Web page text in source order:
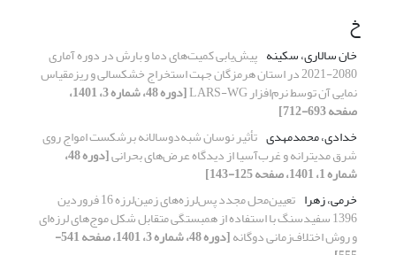
خ
خان سالاری، سکینه پیش‌یابی کمیت‌های دما و بارش در دوره آماری
2080-2021 در استان هرمزگان جهت استخراج خشکسالی و ریزمقیاس
نمایی آن توسط نرم‌افزار LARS-WG [دوره 48، شماره 3، 1401،
صفحه 693-712]
خدادی، محمدمهدی تأثیر نوسان شبه‌‌‌دوسالانه برشکست امواج روی
شرق مدیترانه و غرب‌آسیا از دیدگاه عرض‌های بحرانی [دوره 48،
شماره 1، 1401، صفحه 125-143]
خرمی، زهرا
تعیین‌محل مجدد پس‌لرزه‌های زمین‌لرزه 16 فروردین
1396 سفیدسنگ با استفاده از همبستگی متقابل شکل موج‌های لرزه‌ای
و روش اختلاف‌زمانی دوگانه [دوره 48، شماره 3، 1401، صفحه 541-